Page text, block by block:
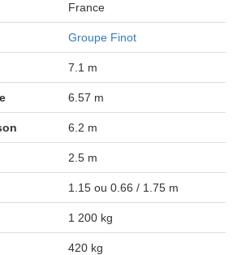
France
Groupe Finot
7.1 m
6.57 m
6.2 m
2.5 m
1.15 ou 0.66 / 1.75 m
1 200 kg
420 kg